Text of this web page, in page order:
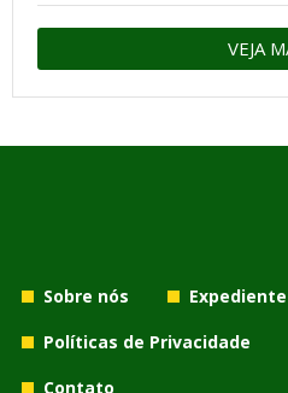
VEJA
Sobre nós
Expediente
Políticas de Privacidade
Contato